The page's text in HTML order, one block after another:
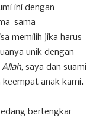
ini dengan
sama
memilih jika harus
unik dengan
, saya dan suami
keempat anak kami.
bertengkar